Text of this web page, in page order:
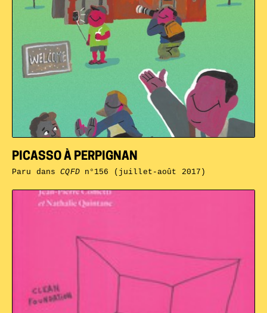
PICASSO À PERPIGNAN
Paru dansCQFDn°156 (juillet-août 2017)